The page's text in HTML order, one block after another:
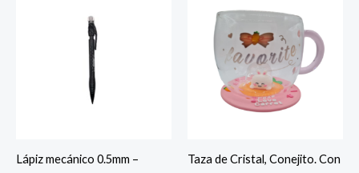
Lápiz mecánico 0.5mm –
Taza de Cristal, Conejito. Con